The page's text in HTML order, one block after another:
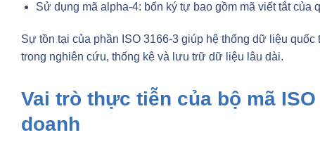
Sử dụng mã alpha-4: bốn ký tự bao gồm mã viết tắt của
Sự tồn tại của phần ISO 3166-3 giúp hệ thống dữ liệu
trong nghiên cứu, thống kê và lưu trữ dữ liệu lâu dài.
Vai trò thực tiễn của bộ mã
doanh